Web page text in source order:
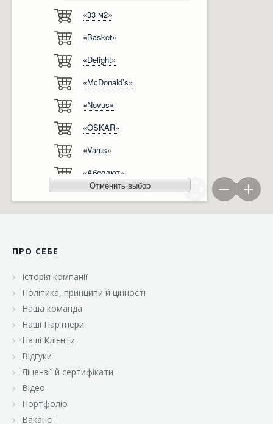
Ліцензії, сертифікати, дипломи
Автоматизація
Модернізація
«33 м2»
«Basket»
«Delight»
«McDonald’s»
«Novus»
«OSKAR»
«Varus»
«Абсолют»
«Агро-Овен»
«Велмарт»
«ВК Експресс»
Отменить выбор
ПРО СЕБЕ
Історія компанії
Політика, принципи й цінності
Наша команда
Наші Партнери
Наші Клієнти
Відгуки
Ліцензії й сертифікати
Відео
Портфоліо
Вакансії